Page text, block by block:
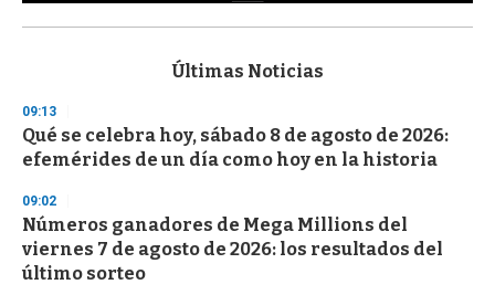
s
d
s
o
f
3
s
e
c
o
Últimas Noticias
09:13
Qué se celebra hoy, sábado 8 de agosto de 2026:
efemérides de un día como hoy en la historia
09:02
Números ganadores de Mega Millions del
viernes 7 de agosto de 2026: los resultados del
último sorteo